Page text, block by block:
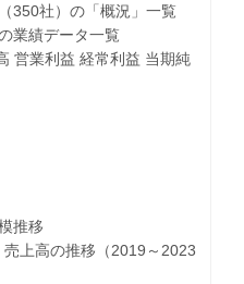
350社）の「概況」一覧
業績データ一覧
業利益 経常利益 当期純
推移
上高の推移（2019～2023